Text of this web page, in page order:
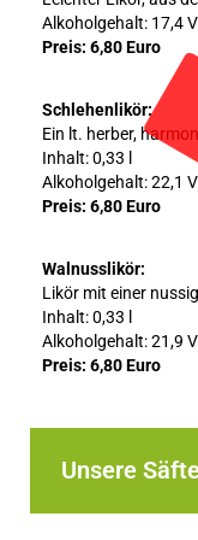
Alkoholgehalt: 17,4
Preis: 6,80 Euro
Schlehenlikör:
Ein lt. herber,
Inhalt: 0,33 l
Alkoholgehalt: 22,1
Preis: 6,80 Euro
Walnusslikör:
Likör mit einer
Inhalt: 0,33 l
Alkoholgehalt: 21,9
Preis: 6,80 Euro
Unsere